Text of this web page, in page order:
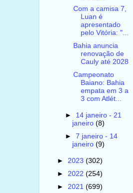
Com a camisa 7,
Luan é
apresentado
pelo Vitória: "...
Bahia anuncia
renovação de
Cauly até 2028
Campeonato
Baiano: Bahia
empata em 3 a
3 com Atlét...
► 14 janeiro - 21
janeiro (8)
► 7 janeiro - 14
janeiro (9)
► 2023 (302)
► 2022 (254)
► 2021 (699)